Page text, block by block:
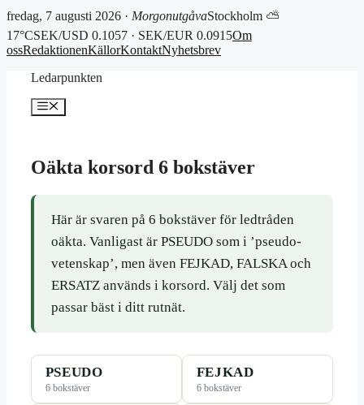
fredag, 7 augusti 2026 · MorgonutgåvaStockholm ⛅
17°CSEK/USD 0.1057 · SEK/EUR 0.0915Om
ossRedaktionenKällorKontaktNyhetsbrev
Ledarpunkten
Meny
Oäkta korsord 6 bokstäver
Här är svaren på 6 bokstäver för ledtråden
oäkta. Vanligast är PSEUDO som i ’pseudo-
vetenskap’, men även FEJKAD, FALSKA och
ERSATZ används i korsord. Välj det som
passar bäst i ditt rutnät.
PSEUDO
6 bokstäver
FEJKAD
6 bokstäver